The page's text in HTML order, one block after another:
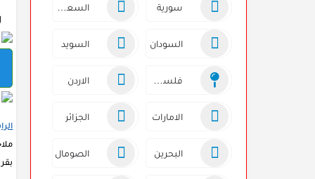
سورية
السودان السويد
الاردن
الامارات الجزائر
البحرين الصومال